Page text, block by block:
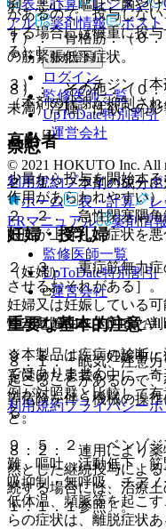
があるので、投与しな
する場合には慎重に投
る）］。
３）． シメチジン［本
（本剤の代謝が抑制さ
高齢者
少量から投与を開始す
作用があらわれやすい）
妊婦・授乳婦
（妊婦）
妊婦又は妊娠している
性が危険性を上回ると
９．５．１． 妊娠中に
を受けた患者の中に、
例が対照群と比較して
る。
９．５．２． ベンゾジ
難、嘔吐、活動低下、
吸抑制・無呼吸、チア
低体温、頻脈等を起こ
らの症状は、離脱症状
痢、悪心・嘔吐、胸や
７）． 骨格筋：（０．
の筋緊張低下症状。
８）． その他：（０．
未満）浮腫、性欲への影
禁忌
２．１． 本剤の成分に
２．２． 急性閉塞隅角
眼圧が上昇し、症状を悪
２．３． 重症筋無力症
させるおそれがある］。
重要な基本的注意
８．１． 眠気、注意力
起こることがあるので
等危険を伴う機械の操
と。
８．２． 連用により薬
然とした継続投与によ
続する場合には、治療
１．１．１参照〕。
アル
薬剤情報 ポスト
新規登録
ログイン
監修医師一覧
UpToDate特別割引
運営会社
© 2021 HOKUTO Inc. All
利用規約プライバシー
ホーム
表・計算
ERマニュアル
薬剤情
監修医師一覧
UpToDate特別割引
運営会社
© 2021 HOKUTO Inc. All
※本製品は疾病の診断
ではありません。
利用規約プライバシー